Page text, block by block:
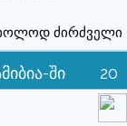
ძირძველი
ში 20